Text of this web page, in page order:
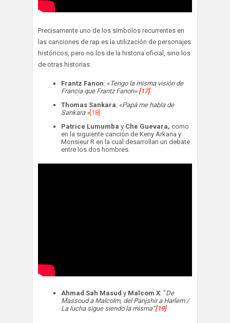
Precisamente uno de los símbolos recurrentes en
las canciones de rap es la utilización de personajes
históricos, pero no los de la historia oficial, sino los
de otras historias:
Frantz Fanon: «Tengo la misma visión de
Francia que Frantz Fanon» [17]
Thomas Sankara: «Papá me habla de
Sankara «[18]
Patrice Lumumba y Che Guevara, como
en la siguiente canción de Keny Arkana y
Monsieur R en la cual desarrollan un debate
entre los dos hombres.
Ahmad Sah Masud y Malcom X: “De
Massoud a Malcolm, del Panjshir a Harlem /
La lucha sigue siendo la misma”[19]